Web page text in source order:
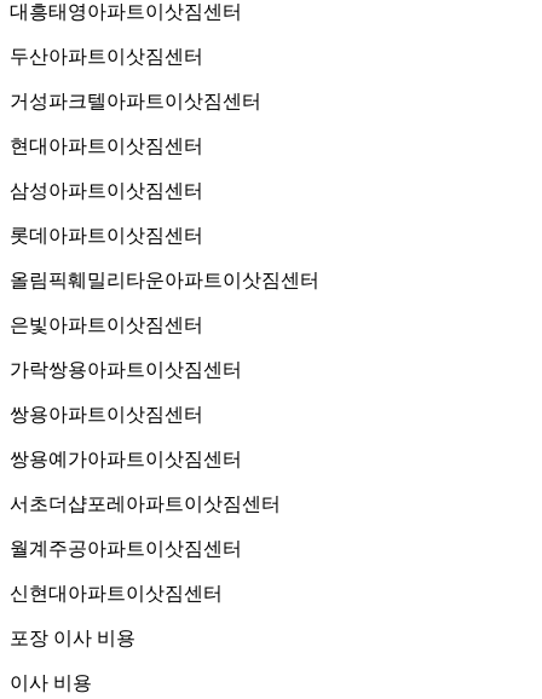
대흥태영아파트이삿짐센터
두산아파트이삿짐센터
거성파크텔아파트이삿짐센터
현대아파트이삿짐센터
삼성아파트이삿짐센터
롯데아파트이삿짐센터
올림픽훼밀리타운아파트이삿짐센터
은빛아파트이삿짐센터
가락쌍용아파트이삿짐센터
쌍용아파트이삿짐센터
쌍용예가아파트이삿짐센터
서초더샵포레아파트이삿짐센터
월계주공아파트이삿짐센터
신현대아파트이삿짐센터
포장 이사 비용
이사 비용